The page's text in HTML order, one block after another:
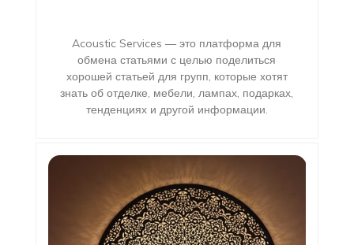
Acoustic Services — это платформа для
обмена статьями с целью поделиться
хорошей статьей для групп, которые хотят
знать об отделке, мебели, лампах, подарках,
тенденциях и другой информации.